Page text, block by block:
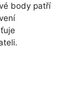
body patří